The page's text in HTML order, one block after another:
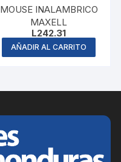
MOUSE INALAMBRICO
MAXELL
L242.31
AÑADIR AL CARRITO